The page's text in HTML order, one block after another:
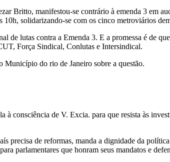
Britto, manifestou-se contrário à emenda 3 em
solidarizando-se com os cinco metroviários
de lutas contra a Emenda 3. E a promessa é de
Força Sindical, Conlutas e Intersindical.
Município do rio de Janeiro sobre a questão.
consciência de V. Excia. para que resista às
precisa de reformas, manda a dignidade da
parlamentares que honram seus mandatos e